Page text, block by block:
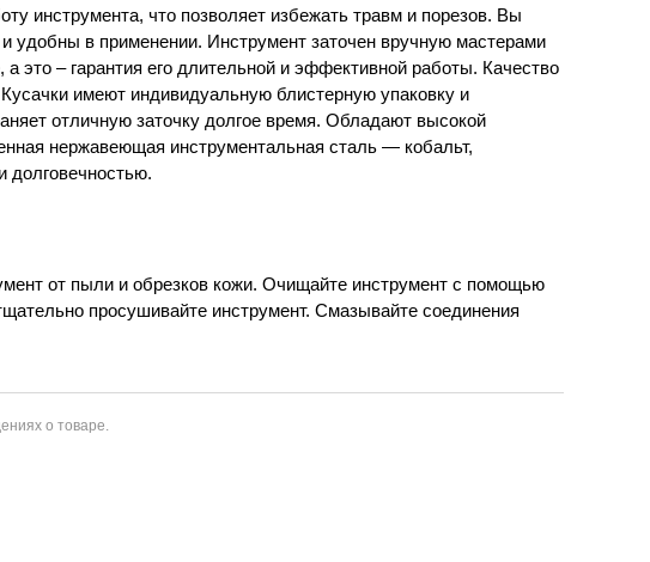
инструмента, что позволяет избежать травм и порезов. Вы
удобны в применении. Инструмент заточен вручную мастерами
это – гарантия его длительной и эффективной работы. Качество
имеют индивидуальную блистерную упаковку и
отличную заточку долгое время. Обладают высокой
нержавеющая инструментальная сталь — кобальт,
долговечностью.
от пыли и обрезков кожи. Очищайте инструмент с помощью
просушивайте инструмент. Смазывайте соединения
о товаре.